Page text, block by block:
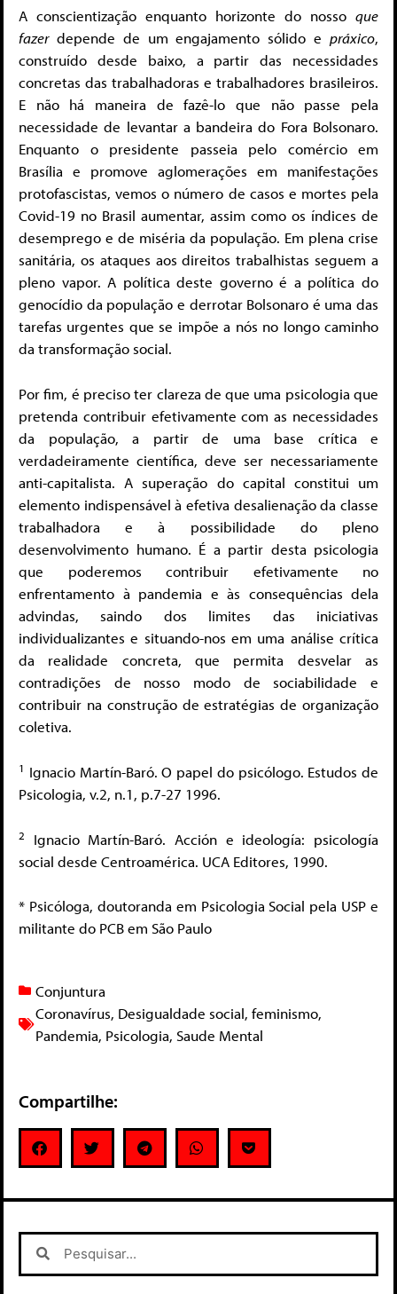
A conscientização enquanto horizonte do nosso que
fazerdepende de um engajamento sólido e práxico,
construído desde baixo, a partir das necessidades
concretas das trabalhadoras e trabalhadores brasileiros.
E não há maneira de fazê-lo que não passe pela
necessidade de levantar a bandeira do Fora Bolsonaro.
Enquanto o presidente passeia pelo comércio em
Brasília e promove aglomerações em manifestações
protofascistas, vemos o número de casos e mortes pela
Covid-19 no Brasil aumentar, assim como os índices de
desemprego e de miséria da população. Em plena crise
sanitária, os ataques aos direitos trabalhistas seguem a
pleno vapor. A política deste governo é a política do
genocídio da população e derrotar Bolsonaro é uma das
tarefas urgentes que se impõe a nós no longo caminho
da transformação social.
Por fim, é preciso ter clareza de que uma psicologia que
pretenda contribuir efetivamente com as necessidades
da população, a partir de uma base crítica e
verdadeiramente científica, deve ser necessariamente
anti-capitalista. A superação do capital constitui um
elemento indispensável à efetiva desalienação da classe
trabalhadora e à possibilidade do pleno
desenvolvimento humano. É a partir desta psicologia
que poderemos contribuir efetivamente no
enfrentamento à pandemia e às consequências dela
advindas, saindo dos limites das iniciativas
individualizantes e situando-nos em uma análise crítica
da realidade concreta, que permita desvelar as
contradições de nosso modo de sociabilidade e
contribuir na construção de estratégias de organização
coletiva.
1 Ignacio Martín-Baró. O papel do psicólogo. Estudos de
Psicologia, v.2, n.1, p.7-27 1996.
2
Ignacio Martín-Baró. Acción e ideología: psicología
social desde Centroamérica. UCA Editores, 1990.
* Psicóloga, doutoranda em Psicologia Social pela USP e
militante do PCB em São Paulo
Conjuntura
Coronavírus, Desigualdade social, feminismo,
Pandemia, Psicologia, Saude Mental
Compartilhe: